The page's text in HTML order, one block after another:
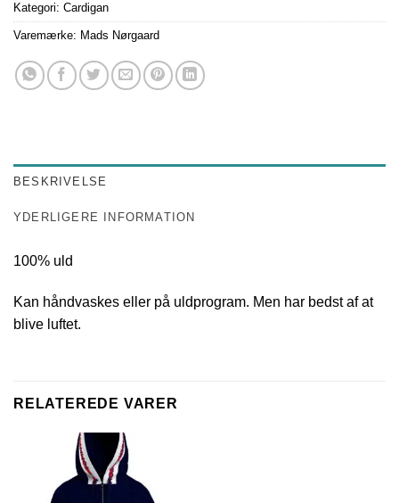
Kategori: Cardigan
Varemærke: Mads Nørgaard
BESKRIVELSE
YDERLIGERE INFORMATION
100% uld
Kan håndvaskes eller på uldprogram. Men har bedst af at
blive luftet.
RELATEREDE VARER